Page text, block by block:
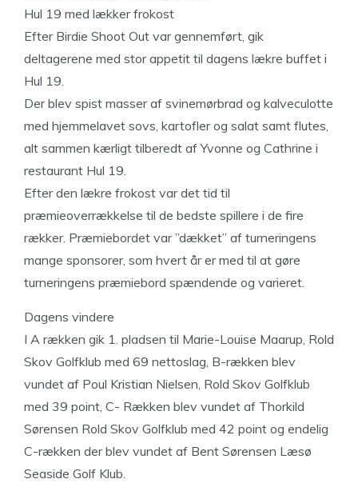
Hul 19 med lækker frokost
Efter Birdie Shoot Out var gennemført, gik
deltagerene med stor appetit til dagens lækre buffet i
Hul 19.
Der blev spist masser af svinemørbrad og kalveculotte
med hjemmelavet sovs, kartofler og salat samt flutes,
alt sammen kærligt tilberedt af Yvonne og Cathrine i
restaurant Hul 19.
Efter den lækre frokost var det tid til
præmieoverrækkelse til de bedste spillere i de fire
rækker. Præmiebordet var ”dækket” af turneringens
mange sponsorer, som hvert år er med til at gøre
turneringens præmiebord spændende og varieret.
Dagens vindere
I A rækken gik 1. pladsen til Marie-Louise Maarup, Rold
Skov Golfklub med 69 nettoslag, B-rækken blev
vundet af Poul Kristian Nielsen, Rold Skov Golfklub
med 39 point, C- Rækken blev vundet af Thorkild
Sørensen Rold Skov Golfklub med 42 point og endelig
C-rækken der blev vundet af Bent Sørensen Læsø
Seaside Golf Klub.